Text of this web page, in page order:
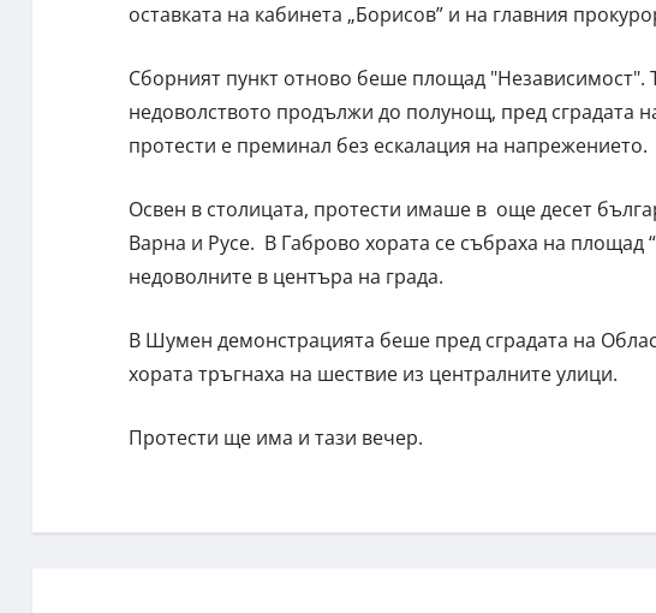
оставката на кабинета „Борисов” и на главния
Сборният пункт отново беше площад
недоволството продължи до полунощ, пред сградата
протести е преминал без ескалация на напрежението.
Освен в столицата, протести имаше в още десет
Варна и Русе. В Габрово хората се събраха на площад
недоволните в центъра на града.
В Шумен демонстрацията беше пред сградата на
хората тръгнаха на шествие из централните улици.
Протести ще има и тази вечер.